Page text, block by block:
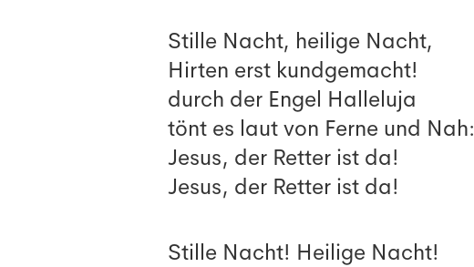
Stille Nacht, heilige Nacht,
Hirten erst kundgemacht!
durch der Engel Halleluja
tönt es laut von Ferne und Nah:
Jesus, der Retter ist da!
Jesus, der Retter ist da!
Stille Nacht! Heilige Nacht!